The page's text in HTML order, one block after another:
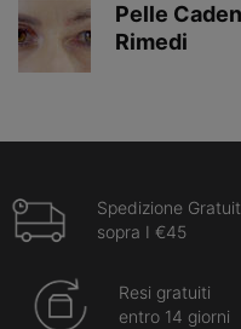
Pelle
Rimedi
Spedizione
sopra I €45
Resi gratuiti
entro 14 giorni